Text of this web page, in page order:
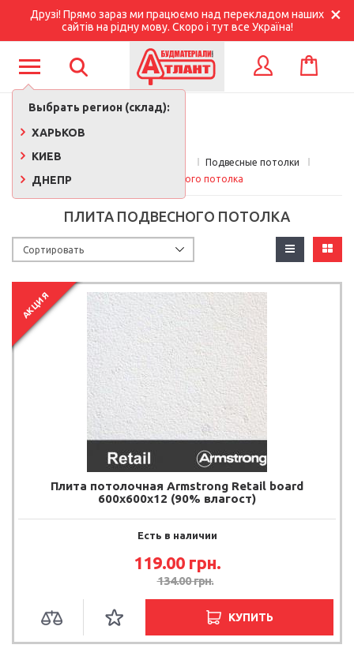
Друзі! Прямо зараз ми працюємо над перекладом наших
сайтів на рідну мову. Скоро і тут все Україна!
Выбрать регион (склад):
ХАРЬКОВ
КИЕВ
ДНЕПР
КОРЗИНА
Главная
Подвесные потолки
Плита подвесного потолка
ПЛИТА ПОДВЕСНОГО ПОТОЛКА
АКЦИЯ
Плита потолочная Armstrong Retail board
600х600х12 (90% влагост)
Есть в наличии
119.00 грн.
134.00грн.
КУПИТЬ